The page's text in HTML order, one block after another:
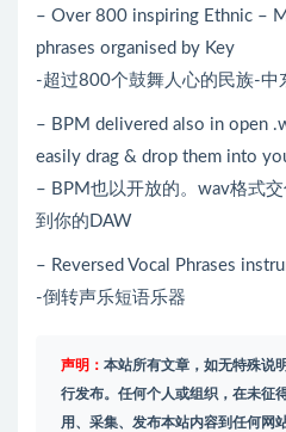
– Over 800 inspiring Ethnic –
phrases organised by Key
-超过800个鼓舞人心的民族-中
– BPM delivered also in open
easily drag & drop them into
– BPM也以开放的。wav格式
到你的DAW
– Reversed Vocal Phrases
-倒转声乐短语乐器
声明： 本站所有文章，如无特殊说
行发布。任何个人或组织，在未征
用、采集、发布本站内容到任何网